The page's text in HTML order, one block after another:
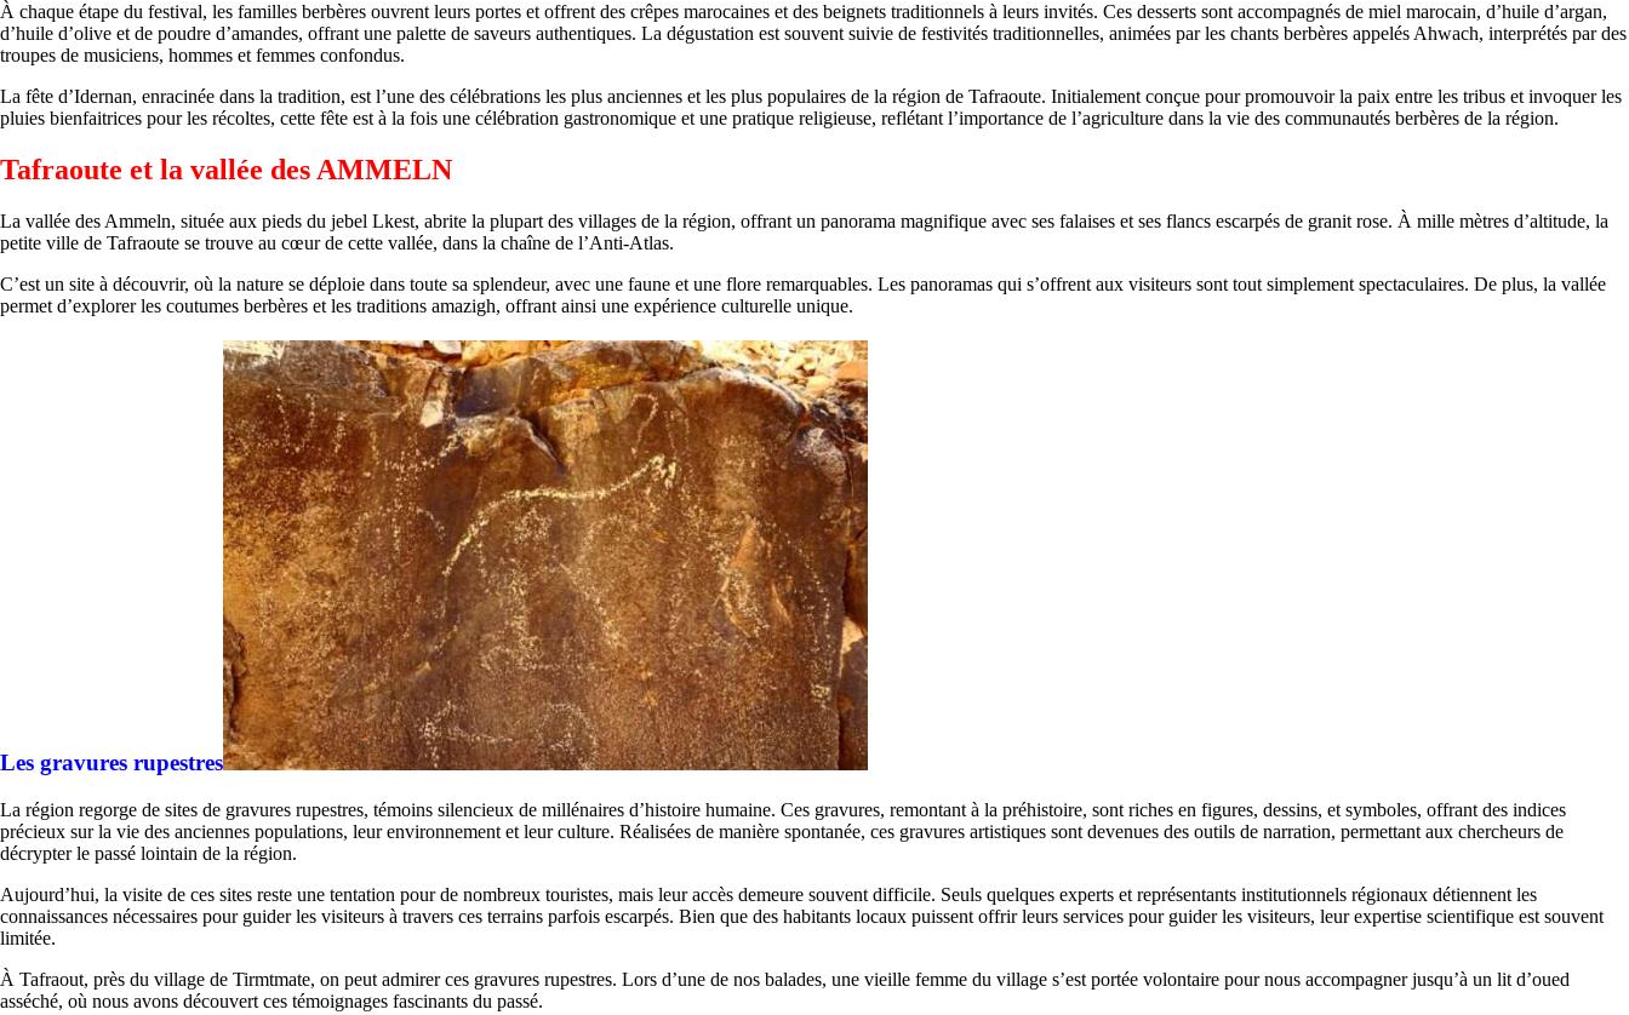
À chaque étape du festival, les familles berbères ouvrent leurs portes et offrent des crêpes marocaines et des beignets traditionnels à leurs invités. Ces desserts sont accompagnés de miel marocain, d’huile d’argan,
d’huile d’olive et de poudre d’amandes, offrant une palette de saveurs authentiques. La dégustation est souvent suivie de festivités traditionnelles, animées par les chants berbères appelés Ahwach, interprétés par des
troupes de musiciens, hommes et femmes confondus.
La fête d’Idernan, enracinée dans la tradition, est l’une des célébrations les plus anciennes et les plus populaires de la région de Tafraoute. Initialement conçue pour promouvoir la paix entre les tribus et invoquer les
pluies bienfaitrices pour les récoltes, cette fête est à la fois une célébration gastronomique et une pratique religieuse, reflétant l’importance de l’agriculture dans la vie des communautés berbères de la région.
Tafraoute et la vallée des AMMELN
La vallée des Ammeln, située aux pieds du jebel Lkest, abrite la plupart des villages de la région, offrant un panorama magnifique avec ses falaises et ses flancs escarpés de granit rose. À mille mètres d’altitude, la
petite ville de Tafraoute se trouve au cœur de cette vallée, dans la chaîne de l’Anti-Atlas.
C’est un site à découvrir, où la nature se déploie dans toute sa splendeur, avec une faune et une flore remarquables. Les panoramas qui s’offrent aux visiteurs sont tout simplement spectaculaires. De plus, la vallée
permet d’explorer les coutumes berbères et les traditions amazigh, offrant ainsi une expérience culturelle unique.
Les gravures rupestres
La région regorge de sites de gravures rupestres, témoins silencieux de millénaires d’histoire humaine. Ces gravures, remontant à la préhistoire, sont riches en figures, dessins, et symboles, offrant des indices
précieux sur la vie des anciennes populations, leur environnement et leur culture. Réalisées de manière spontanée, ces gravures artistiques sont devenues des outils de narration, permettant aux chercheurs de
décrypter le passé lointain de la région.
Aujourd’hui, la visite de ces sites reste une tentation pour de nombreux touristes, mais leur accès demeure souvent difficile. Seuls quelques experts et représentants institutionnels régionaux détiennent les
connaissances nécessaires pour guider les visiteurs à travers ces terrains parfois escarpés. Bien que des habitants locaux puissent offrir leurs services pour guider les visiteurs, leur expertise scientifique est souvent
limitée.
À Tafraout, près du village de Tirmtmate, on peut admirer ces gravures rupestres. Lors d’une de nos balades, une vieille femme du village s’est portée volontaire pour nous accompagner jusqu’à un lit d’oued
asséché, où nous avons découvert ces témoignages fascinants du passé.